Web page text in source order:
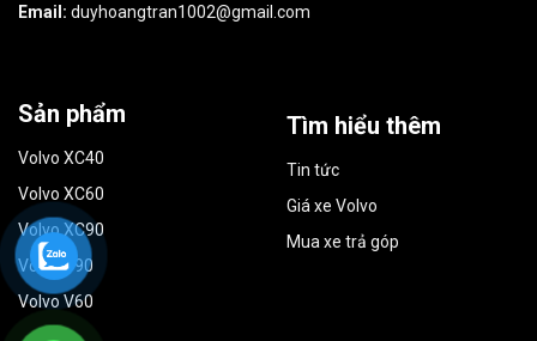
Email: duyhoangtran1002@gmail.com
Sản phẩm
Volvo XC40
Volvo XC60
Volvo XC90
Volvo S90
Volvo V60
Tìm hiểu thêm
Tin tức
Giá xe Volvo
Mua xe trả góp